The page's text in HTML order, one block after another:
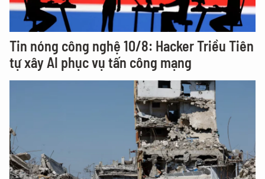
Tin nóng công nghệ 10/8: Hacker Triều Tiên
tự xây AI phục vụ tấn công mạng